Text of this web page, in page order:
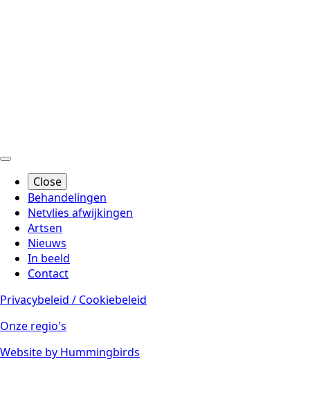
Close
Behandelingen
Netvlies afwijkingen
Artsen
Nieuws
In beeld
Contact
Privacybeleid / Cookiebeleid
Onze regio's
Website by Hummingbirds